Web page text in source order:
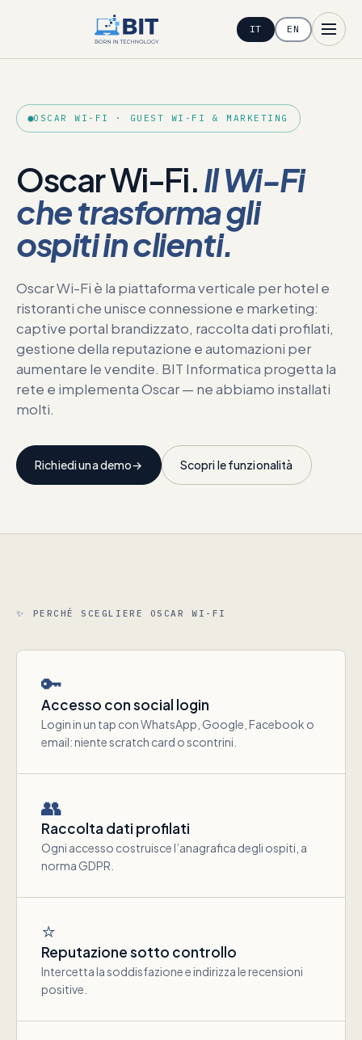
IT EN
OSCAR WI-FI · GUEST WI-FI & MARKETING
Oscar Wi-Fi.Il Wi-Fi
che trasforma gli
ospiti in clienti.
Oscar Wi-Fi è la piattaforma verticale per hotel e
ristoranti che unisce connessione e marketing:
captive portal brandizzato, raccolta dati profilati,
gestione della reputazione e automazioni per
aumentare le vendite. BIT Informatica progetta la
rete e implementa Oscar — ne abbiamo installati
molti.
Richiedi una demo→ Scopri le funzionalità
✨ PERCHÉ SCEGLIERE OSCAR WI-FI
🔑
Accesso con social login
Login in un tap con WhatsApp, Google, Facebook o
email: niente scratch card o scontrini.
👥
Raccolta dati profilati
Ogni accesso costruisce l’anagrafica degli ospiti, a
norma GDPR.
⭐
Reputazione sotto controllo
Intercetta la soddisfazione e indirizza le recensioni
positive.